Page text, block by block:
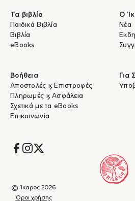
Τα βιβλία
Παιδικά Βιβλία
Βιβλία
eBooks
Ο
Νέα
Βοήθεια
Αποστολές & Επιστροφές
Πληρωμές & Ασφάλεια
Σχετικά με τα eBooks
Επικοινωνία
Για
Socials
© Ίκαρος 2026
Όροι χρήσης